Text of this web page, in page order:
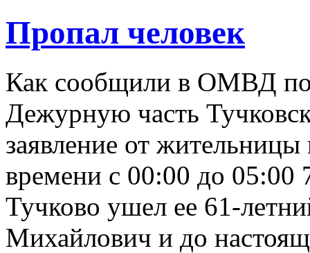
Пропал человек
Как сообщили в ОМВД по
Дежурную часть
заявление от
времени с 00:00 до 05:00
Тучково ушел ее 61-
Михайлович и до